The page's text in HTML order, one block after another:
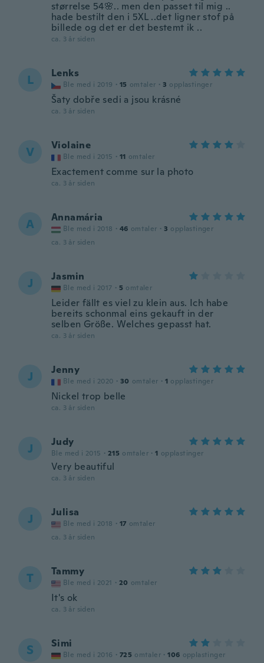
størrelse 54🌸.. men den passet til mig ..
hade bestilt den i 5XL ..det ligner stof på
billede og det er det bestemt ik ..
ca. 3 år siden
L Lenks
Ble med i 2019 · 15 omtaler · 3 opplastinger
Šaty dobře sedi a jsou krásné
ca. 3 år siden
V Violaine
Ble med i 2015 · 11 omtaler
Exactement comme sur la photo
ca. 3 år siden
A Annamária
Ble med i 2018 · 46 omtaler · 3 opplastinger
ca. 3 år siden
J Jasmin
Ble med i 2017 · 5 omtaler
Leider fällt es viel zu klein aus. Ich habe
bereits schonmal eins gekauft in der
selben Größe. Welches gepasst hat.
ca. 3 år siden
J Jenny
Ble med i 2020 · 30 omtaler · 1 opplastinger
Nickel trop belle
ca. 3 år siden
J Judy
Ble med i 2015 · 215 omtaler · 1 opplastinger
Very beautiful
ca. 3 år siden
J Julisa
Ble med i 2018 · 17 omtaler
ca. 3 år siden
T Tammy
Ble med i 2021 · 20 omtaler
It's ok
ca. 3 år siden
S Simi
Ble med i 2016 · 725 omtaler · 106 opplastinger